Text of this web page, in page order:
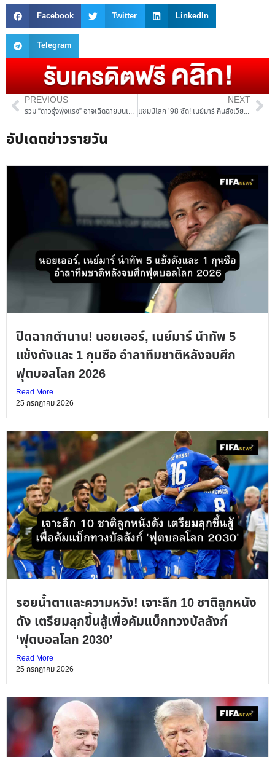
Facebook Twitter LinkedIn
Telegram
PREVIOUS
รวม “ดาวรุ่งพุ่งแรง” อาจเฉิดฉายบนเวที ฟุตบอลโลก 2026
NEXT
แชมป์โลก ’98 ซัด! เนย์มาร์ คืนสังเวียนตีแผ่ความตกต่ำของบราซิล
อัปเดตข่าวรายวัน
ปิดฉากตำนาน! นอยเออร์, เนย์มาร์ นำทัพ 5
แข้งดังและ 1 กุนซือ อำลาทีมชาติหลังจบศึก
ฟุตบอลโลก 2026
Read More
25 กรกฎาคม 2026
รอยน้ำตาและความหวัง! เจาะลึก 10 ชาติลูกหนัง
ดัง เตรียมลุกขึ้นสู้เพื่อคัมแบ็กทวงบัลลังก์
‘ฟุตบอลโลก 2030’
Read More
25 กรกฎาคม 2026